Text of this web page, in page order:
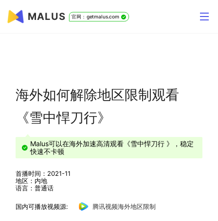
MALUS 官网：getmalus.com
海外如何解除地区限制观看
《雪中悍刀行》
Malus可以在海外加速高清观看《雪中悍刀行 》，稳定
快速不卡顿
首播时间：2021-11
地区：内地
语言：普通话
国内可播放视频源: 腾讯视频海外地区限制